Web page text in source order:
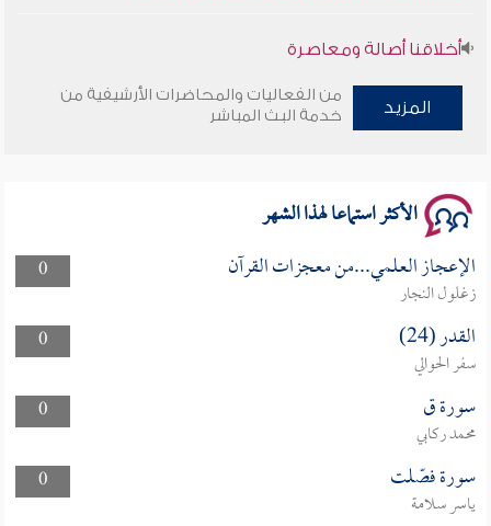
أخلاقنا أصالة ومعاصرة
وأمنهم من خوف 9
المزيد
من الفعاليات والمحاضرات الأرشيفية من
خدمة البث المباشر
الأكثر استماعا لهذا الشهر
0 الإعجاز العلمي...من معجزات القرآن
زغلول النجار
0
القدر (24)
سفر الحوالي
0
سورة ق
محمد ركابي
0
سورة فصّلت
ياسر سلامة